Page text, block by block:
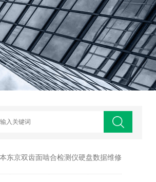
东京双齿面啮合检测仪硬盘数据维修